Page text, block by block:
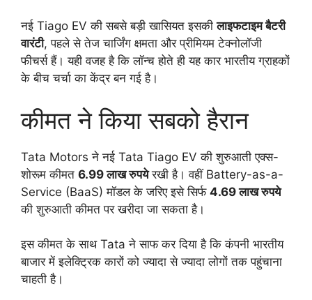
नई Tiago EV की सबसे बड़ी खासियत इसकीलाइफटाइम बैटरी
वारंटी, पहले से तेज चार्जिंग क्षमता और प्रीमियम टेक्नोलॉजी
फीचर्स हैं। यही वजह है कि लॉन्च होते ही यह कार भारतीय ग्राहकों
के बीच चर्चा का केंद्र बन गई है।
कीमत ने किया सबको हैरान
Tata Motors ने नई Tata Tiago EV की शुरुआती एक्स-
शोरूम कीमत 6.99 लाख रुपयेरखी है। वहीं Battery-as-a-
Service (BaaS) मॉडल के जरिए इसे सिर्फ 4.69 लाख रुपये
की शुरुआती कीमत पर खरीदा जा सकता है।
इस कीमत के साथ Tata ने साफ कर दिया है कि कंपनी भारतीय
बाजार में इलेक्ट्रिक कारों को ज्यादा से ज्यादा लोगों तक पहुंचाना
चाहती है।